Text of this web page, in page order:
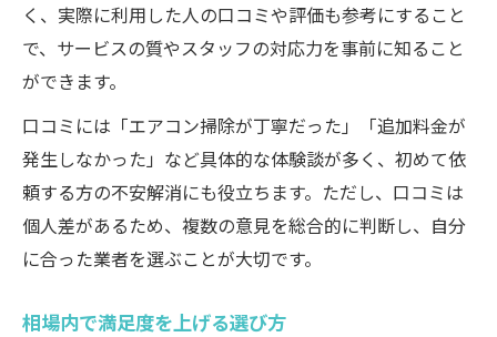
く、実際に利用した人の口コミや評価も参考にすること
で、サービスの質やスタッフの対応力を事前に知ること
ができます。
口コミには「エアコン掃除が丁寧だった」「追加料金が
発生しなかった」など具体的な体験談が多く、初めて依
頼する方の不安解消にも役立ちます。ただし、口コミは
個人差があるため、複数の意見を総合的に判断し、自分
に合った業者を選ぶことが大切です。
相場内で満足度を上げる選び方